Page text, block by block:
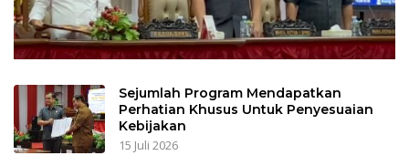
Sejumlah Program Mendapatkan
Perhatian Khusus Untuk Penyesuaian
Kebijakan
15 Juli 2026